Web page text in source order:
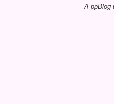
A ppBlog